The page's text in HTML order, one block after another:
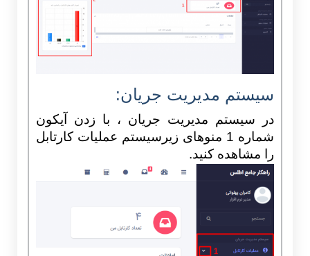
سیستم مدیریت جریان:
در سیستم مدیریت جریان ، با زدن آیکون
شماره 1 منوهای زیرسیستم عملیات کارتابل
را مشاهده کنید.